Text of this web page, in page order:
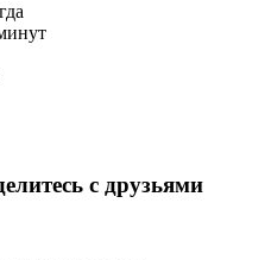
с друзьями